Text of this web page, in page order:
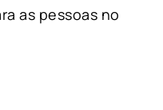
as pessoas no